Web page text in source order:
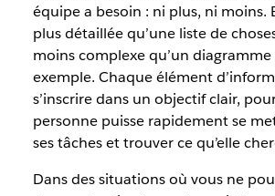
équipe a besoin : ni plus, ni moins.
plus détaillée qu’une liste de
moins complexe qu’un
exemple. Chaque élément
s’inscrire dans un objectif clair,
personne puisse rapidement se
ses tâches et trouver ce qu’elle
Dans des situations où vous ne